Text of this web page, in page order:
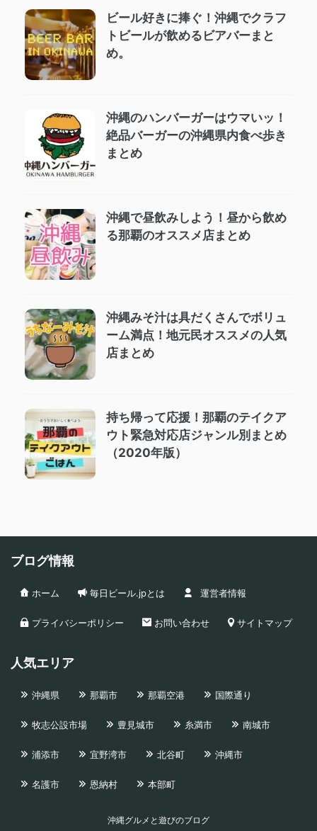
ビール好きに捧ぐ！沖縄でクラフ
トビールが飲めるビアバーまと
め。
沖縄のハンバーガーはウマいッ！
絶品バーガーの沖縄県内食べ歩き
まとめ
沖縄で昼飲みしよう！昼から飲め
る那覇のオススメ店まとめ
沖縄みそ汁は具だくさんでボリュ
ーム満点！地元民オススメの人気
店まとめ
持ち帰って応援！那覇のテイクア
ウト緊急対応店ジャンル別まとめ
（2020年版）
ブログ情報
ホーム 毎日ビール.jpとは 運営者情報
プライバシーポリシー お問い合わせ サイトマップ
人気エリア
沖縄県 那覇市 那覇空港 国際通り
牧志公設市場 豊見城市 糸満市 南城市
浦添市 宜野湾市 北谷町 沖縄市
名護市 恩納村 本部町
沖縄グルメと遊びのブログ